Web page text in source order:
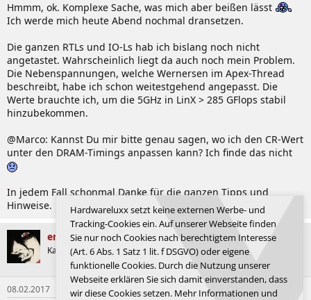
Hmmm, ok. Komplexe Sache, was mich aber beißen lässt
Ich werde mich heute Abend nochmal dransetzen.
Die ganzen RTLs und IO-Ls hab ich bislang noch nicht
angetastet. Wahrscheinlich liegt da auch noch mein Problem.
Die Nebenspannungen, welche Wernersen im Apex-Thread
beschreibt, habe ich schon weitestgehend angepasst. Die
Werte brauchte ich, um die 5GHz in LinX > 285 GFlops stabil
hinzubekommen.
@Marco: Kannst Du mir bitte genau sagen, wo ich den CR-Wert
unter den DRAM-Timings anpassen kann? Ich finde das nicht
In jedem Fall schonmal Danke für die ganzen Tipps und
Hinweise.
emissary42
Kapitän zur See
Thread Starter
08.02.2017
Hardwareluxx setzt keine externen Werbe- und
Tracking-Cookies ein. Auf unserer Webseite finden
Sie nur noch Cookies nach berechtigtem Interesse
(Art. 6 Abs. 1 Satz 1 lit. f DSGVO) oder eigene
funktionelle Cookies. Durch die Nutzung unserer
Webseite erklären Sie sich damit einverstanden, dass
wir diese Cookies setzen. Mehr Informationen und